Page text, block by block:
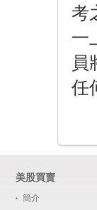
考
一
任
美股買賣
簡介